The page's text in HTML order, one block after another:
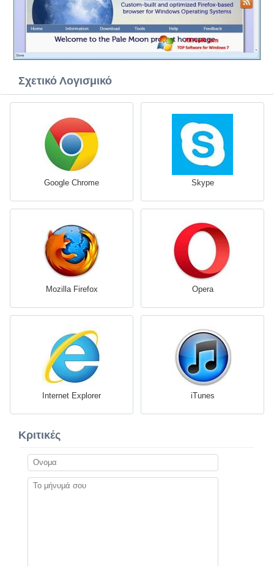
Σχετικό Λογισμικό
Google Chrome Skype
Mozilla Firefox Opera
Internet Explorer iTunes
Κριτικές